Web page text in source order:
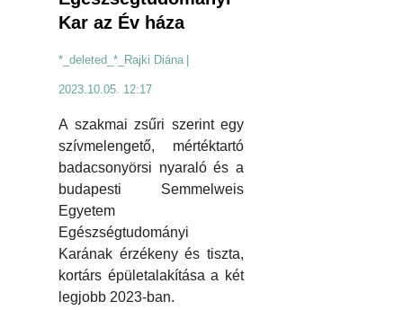
Kar az Év háza
*_deleted_*_Rajki Diána
2023.10.05. 12:17
A szakmai zsűri szerint egy
szívmelengető, mértéktartó
badacsonyörsi nyaraló és a
budapesti Semmelweis
Egyetem
Egészségtudományi
Karának érzékeny és tiszta,
kortárs épületalakítása a két
legjobb 2023-ban.